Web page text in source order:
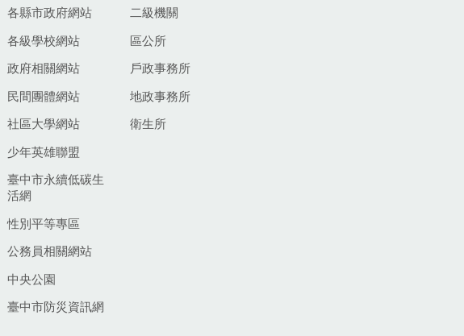
各縣市政府網站
各級學校網站
政府相關網站
民間團體網站
社區大學網站
少年英雄聯盟
臺中市永續低碳生
活網
性別平等專區
公務員相關網站
中央公園
臺中市防災資訊網
二級機關
區公所
戶政事務所
地政事務所
衛生所